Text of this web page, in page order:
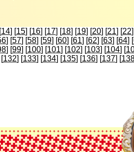
14] [15] [16] [17] [18] [19] [20] [21] [22
] [57] [58] [59] [60] [61] [62] [63] [64] [
] [99] [100] [101] [102] [103] [104] [
132] [133] [134] [135] [136] [137] [